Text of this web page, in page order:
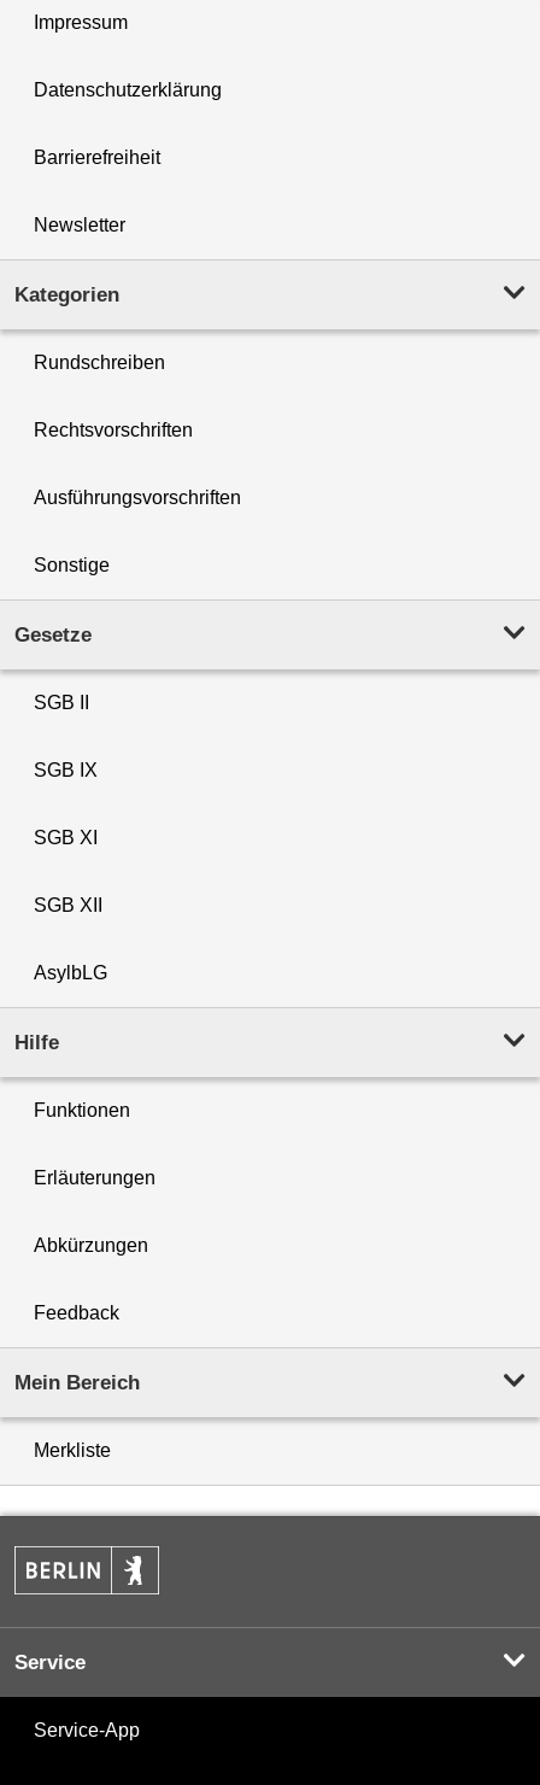
Impressum
Datenschutzerklärung
Barrierefreiheit
Newsletter
Kategorien
Rundschreiben
Rechtsvorschriften
Ausführungsvorschriften
Sonstige
Gesetze
SGB II
SGB IX
SGB XI
SGB XII
AsylbLG
Hilfe
Funktionen
Erläuterungen
Abkürzungen
Feedback
Mein Bereich
Merkliste
Service
Service-App